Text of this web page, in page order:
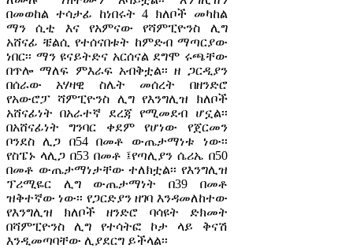
በመወከል ተሳታፊ ከነበሩት 4 ክለቦች መካከል
ማን ሲቲ እና የአምናው የሻምፒዮንስ ሊግ
አሸናፊ ቼልሲ የተሰናበቱት ከምድብ ማጣርያው
ነበር፡፡ ማን ዩናይትድና አርሰናል ደግሞ ሩጫቸው
በጥሎ ማለፍ ምእራፍ አብቅቷል፡፡ ዘ ጋርዲያን
በሰራው አሃዛዊ ስሌት መሰረት በዘንድሮ
የአውሮፓ ሻምፒዮንስ ሊግ የእንግሊዝ ክለቦች
አሸናፊነት በአራተኛ ደረጃ የሚመደብ ሆኗል፡፡
በአሸናፊነት ግንባር ቀደም የሆነው የጀርመን
ቦንደስ ሊጋ በ54 በመቶ ውጤታማነቱ ነው፡፡
የስፔኑ ላሊጋ በ53 በመቶ ፤የጣሊያን ሴሪኤ በ50
በመቶ ውጤታማነታቸው ተለክቷል፡፡ የእንግሊዝ
ፕሪሚዬር ሊግ ውጤታማነት በ39 በመቶ
ዝቅተኛው ነው፡፡ የጋርድያን ዘገባ እንዳመለከተው
የእንግሊዝ ክለቦች ዘንድሮ ባሳዩት ድክመት
በሻምፒዮንስ ሊግ የተሳትፎ ኮታ ላይ ቅናሽ
እንዲመጣባቸው ሊያደርግ ይችላል፡፡